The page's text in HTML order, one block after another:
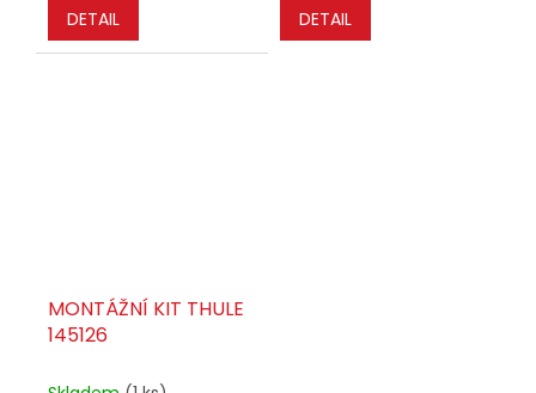
DETAIL DETAIL
MONTÁŽNÍ KIT THULE
145126